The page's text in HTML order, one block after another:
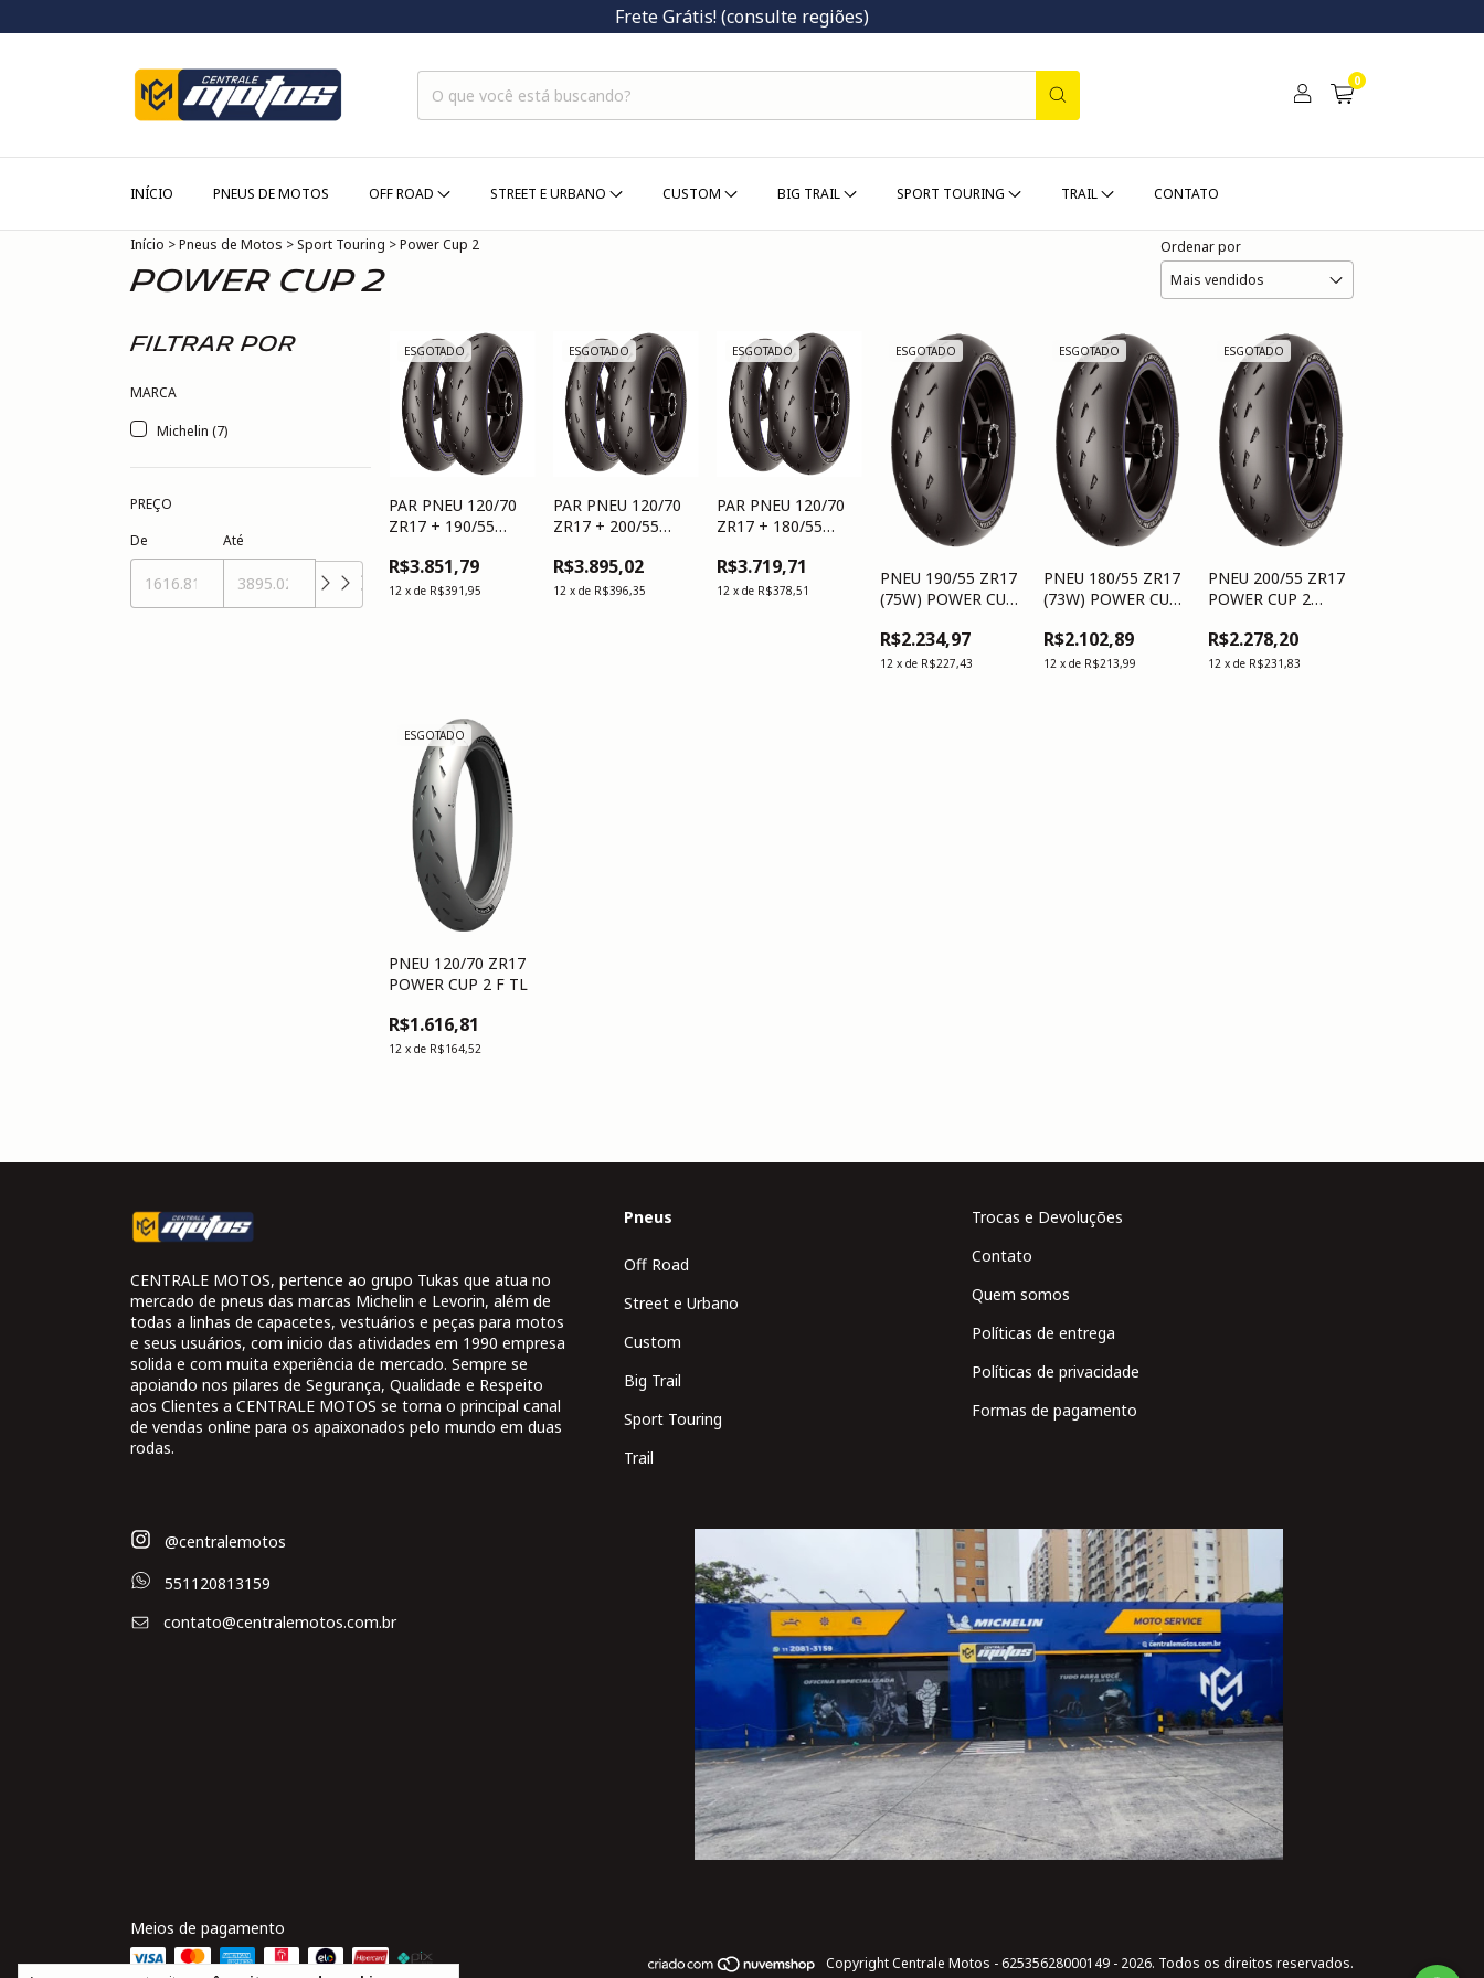
Frete Grátis! (consulte regiões)
0
INÍCIO PNEUS DE MOTOS OFF ROAD STREET E URBANO CUSTOM BIG TRAIL SPORT TOURING TRAIL CONTATO
Início >Pneus de Motos > Sport Touring >Power Cup 2
Power Cup 2
Ordenar por
Filtrar por
MARCA
Michelin (7)
PREÇO
De
Até
ESGOTADO
PAR PNEU 120/70
ZR17 + 190/55
R$3.851,79
12 xde R$391,95
ESGOTADO
PAR PNEU 120/70
ZR17 + 200/55
R$3.895,02
12 x de R$396,35
ESGOTADO
PAR PNEU 120/70
ZR17 + 180/55
R$3.719,71
12 x de R$378,51
ESGOTADO
PNEU 190/55 ZR17
(75W) POWER CUP
R$2.234,97
12 xde R$227,43
ESGOTADO
PNEU 180/55 ZR17
(73W) POWER CUP
R$2.102,89
12 xde R$213,99
ESGOTADO
PNEU 200/55 ZR17
POWER CUP 2
R$2.278,20
12 x de R$231,83
ESGOTADO
PNEU 120/70 ZR17
POWER CUP 2 F TL
R$1.616,81
12 xde R$164,52
CENTRALE MOTOS, pertence ao grupo Tukas que atua no
mercado de pneus das marcas Michelin e Levorin, além de
todas a linhas de capacetes, vestuários e peças para motos
e seus usuários, com inicio das atividades em 1990 empresa
solida e com muita experiência de mercado. Sempre se
apoiando nos pilares de Segurança, Qualidade e Respeito
aos Clientes a CENTRALE MOTOS se torna o principal canal
de vendas online para os apaixonados pelo mundo em duas
rodas.
Pneus
Off Road
Street e Urbano
Custom
Big Trail
Sport Touring
Trail
Trocas e Devoluções
Contato
Quem somos
Políticas de entrega
Políticas de privacidade
Formas de pagamento
@centralemotos
551120813159
contato@centralemotos.com.br
Meios de pagamento
Copyright Centrale Motos - 62535628000149 - 2026. Todos os direitos reservados.